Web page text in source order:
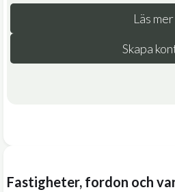
Läs mer
Skapa
Fastigheter, fordon och